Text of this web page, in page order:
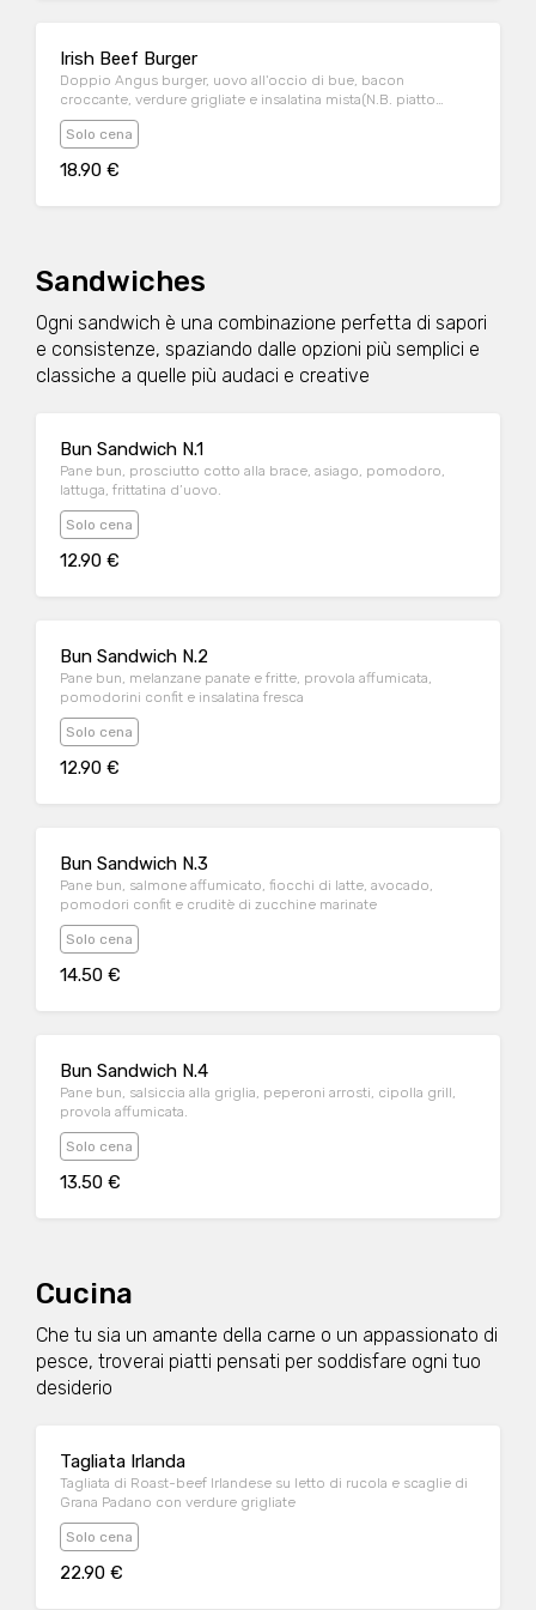
Irish Beef Burger
Doppio Angus burger, uovo all'occio di bue, bacon
croccante, verdure grigliate e insalatina mista(N.B. piatto
servito senza pane bun)
Solo cena
18.90 €
Sandwiches
Ogni sandwich è una combinazione perfetta di sapori
e consistenze, spaziando dalle opzioni più semplici e
classiche a quelle più audaci e creative
Bun Sandwich N.1
Pane bun, prosciutto cotto alla brace, asiago, pomodoro,
lattuga, frittatina d’uovo.
Solo cena
12.90 €
Bun Sandwich N.2
Pane bun, melanzane panate e fritte, provola affumicata,
pomodorini confit e insalatina fresca
Solo cena
12.90 €
Bun Sandwich N.3
Pane bun, salmone affumicato, fiocchi di latte, avocado,
pomodori confit e cruditè di zucchine marinate
Solo cena
14.50 €
Bun Sandwich N.4
Pane bun, salsiccia alla griglia, peperoni arrosti, cipolla grill,
provola affumicata.
Solo cena
13.50 €
Cucina
Che tu sia un amante della carne o un appassionato di
pesce, troverai piatti pensati per soddisfare ogni tuo
desiderio
Tagliata Irlanda
Tagliata di Roast-beef Irlandese su letto di rucola e scaglie di
Grana Padano con verdure grigliate
Solo cena
22.90 €